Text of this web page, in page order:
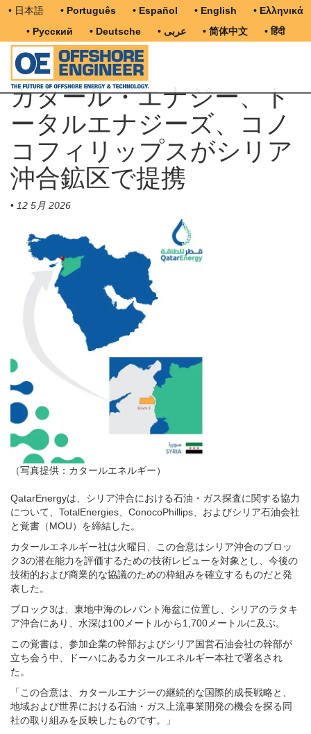
• 日本語 • Português • Español • English
• Ελληνικά
• Русский
• Deutsche • عربى • 简体中文 • हिंदी
カタール・エナジー、ト
ータルエナジーズ、コノ
コフィリップスがシリア
沖合鉱区で提携
• 12 5月 2026
（写真提供：カタールエネルギー）
QatarEnergyは、シリア沖合における石油・ガス探査に関する協力
について、TotalEnergies、ConocoPhillips、およびシリア石油会社
と覚書（MOU）を締結した。
カタールエネルギー社は火曜日、この合意はシリア沖合のブロッ
ク3の潜在能力を評価するための技術レビューを対象とし、今後の
技術的および商業的な協議のための枠組みを確立するものだと発
表した。
ブロック3は、東地中海のレバント海盆に位置し、シリアのラタキ
ア沖合にあり、水深は100メートルから1,700メートルに及ぶ。
この覚書は、参加企業の幹部およびシリア国営石油会社の幹部が
立ち会う中、ドーハにあるカタールエネルギー本社で署名され
た。
「この合意は、カタールエナジーの継続的な国際的成長戦略と、
地域および世界における石油・ガス上流事業開発の機会を探る同
社の取り組みを反映したものです。」